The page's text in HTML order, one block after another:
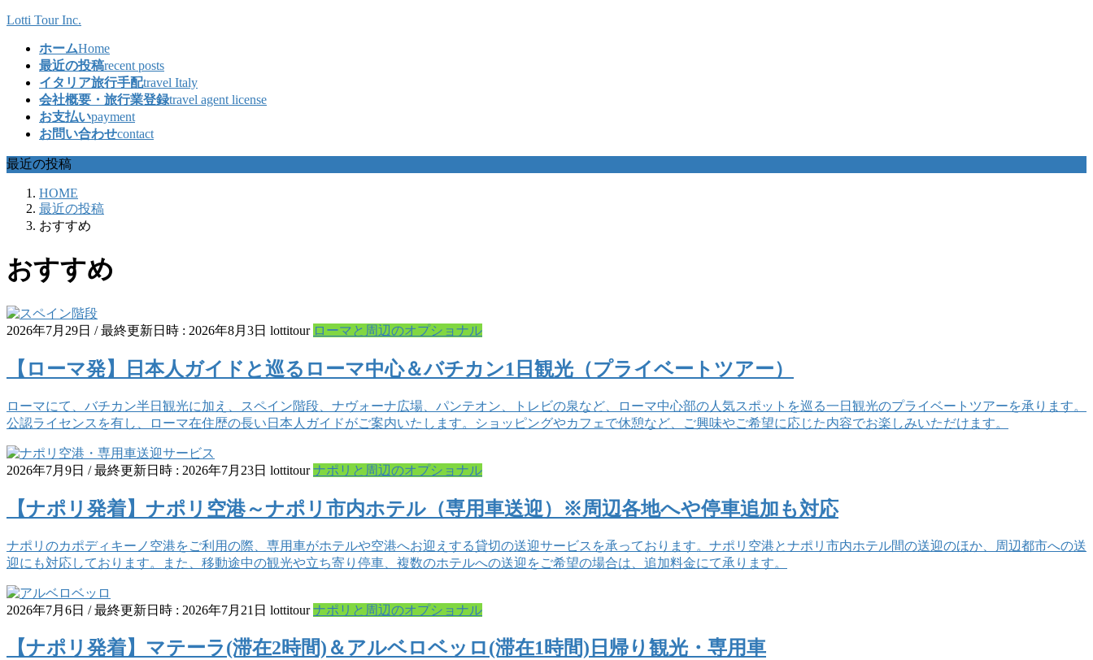
コ
ッ
プ
ナ
移
動
Lotti Tour Inc.
ホームHome
最近の投稿recent posts
イタリア旅行手配travel Italy
会社概要・旅行業登録travel agent license
お支払いpayment
お問い合わせcontact
最近の投稿
HOME
最近の投稿
おすすめ
おすすめ
2026年7月29日 / 最終更新日時 : 2026年8月3日 lottitour ローマと周辺のオプショナル
【ローマ発】日本人ガイドと巡るローマ中心＆バチカン1日観光（プライベートツアー）
ローマにて、バチカン半日観光に加え、スペイン階段、ナヴォーナ広場、パンテオン、トレビの泉など、ローマ中心部の人気スポットを巡る一日観光のプライベートツアーを承ります。
公認ライセンスを有し、ローマ在住歴の長い日本人ガイドがご案内いたします。ショッピングやカフェで休憩など、ご興味やご希望に応じた内容でお楽しみいただけます。
2026年7月9日 / 最終更新日時 : 2026年7月23日 lottitour ナポリと周辺のオプショナル
【ナポリ発着】ナポリ空港～ナポリ市内ホテル（専用車送迎）※周辺各地へや停車追加も対応
ナポリのカポディキーノ空港をご利用の際、専用車がホテルや空港へお迎えする貸切の送迎サービスを承っております。ナポリ空港とナポリ市内ホテル間の送迎のほか、周辺都市への送
迎にも対応しております。また、移動途中の観光や立ち寄り停車、複数のホテルへの送迎をご希望の場合は、追加料金にて承ります。
2026年7月6日 / 最終更新日時 : 2026年7月21日 lottitour ナポリと周辺のオプショナル
【ナポリ発着】マテーラ(滞在2時間)＆アルベロベッロ(滞在1時間)日帰り観光・専用車